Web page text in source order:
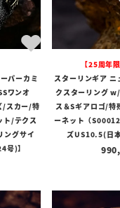
パーカミ
ワンオ
/スカー/特
ト/テクス
ングサイ
号)】
【25周年
スターリンギア ニ
クスターリング
ス＆Sギアロゴ/特
ーネット（
ズUS10.5(日